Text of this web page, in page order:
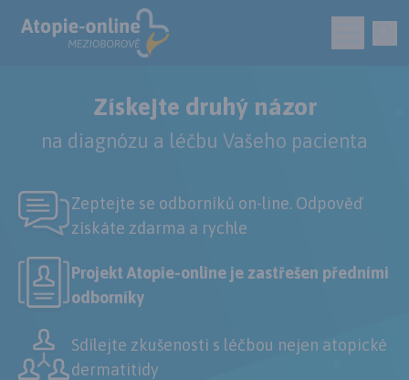
Získejte druhý názor
na diagnózu a léčbu Vašeho pacienta
Zeptejte se odborníků on-line. Odpověď
získáte zdarma a rychle
Projekt Atopie-online je zastřešen předními
odborníky
Sdílejte zkušenosti s léčbou nejen atopické
dermatitidy